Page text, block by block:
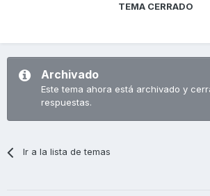
TEMA CERRADO
Archivado
Este tema ahora está archivado y
respuestas.
Ir a la lista de temas